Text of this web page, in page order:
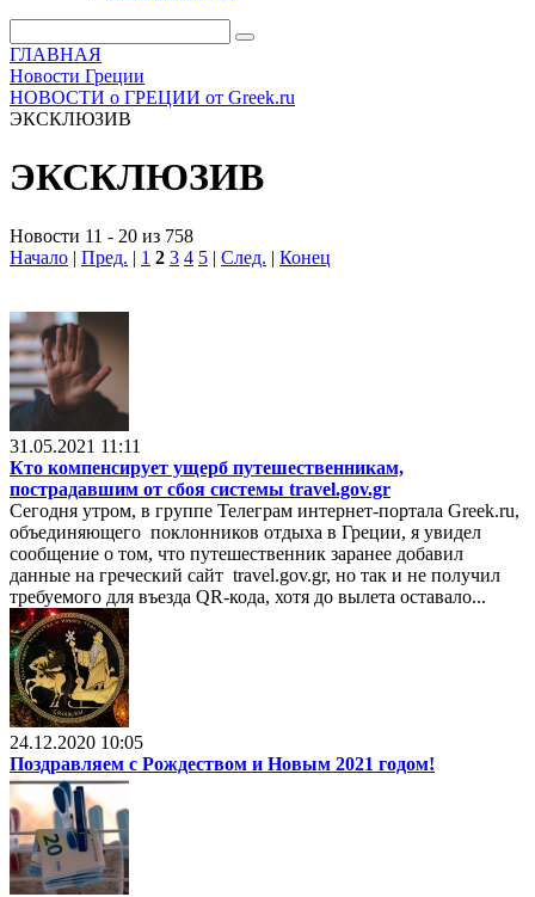
ГЛАВНАЯ
Новости Греции
НОВОСТИ о ГРЕЦИИ от Greek.ru
ЭКСКЛЮЗИВ
ЭКСКЛЮЗИВ
Новости 11 - 20 из 758
Начало | Пред. | 1 2 3 4 5 | След. | Конец
31.05.2021 11:11
Кто компенсирует ущерб путешественникам,
пострадавшим от сбоя системы travel.gov.gr
Сегодня утром, в группе Телеграм интернет-портала Greek.ru,
объединяющего поклонников отдыха в Греции, я увидел
сообщение о том, что путешественник заранее добавил
данные на греческий сайт travel.gov.gr, но так и не получил
требуемого для въезда QR-кода, хотя до вылета оставало...
24.12.2020 10:05
Поздравляем с Рождеством и Новым 2021 годом!